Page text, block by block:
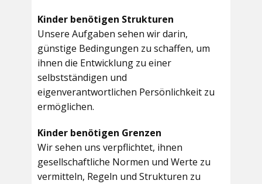
Kinder benötigen Strukturen
Unsere Aufgaben sehen wir darin,
günstige Bedingungen zu schaffen, um
ihnen die Entwicklung zu einer
selbstständigen und
eigenverantwortlichen Persönlichkeit zu
ermöglichen.
Kinder benötigen Grenzen
Wir sehen uns verpflichtet, ihnen
gesellschaftliche Normen und Werte zu
vermitteln, Regeln und Strukturen zu